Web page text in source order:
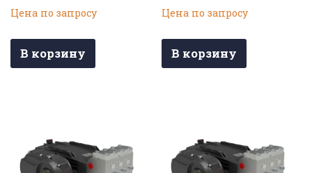
Цена по запросу
В корзину
Цена по запросу
В корзину